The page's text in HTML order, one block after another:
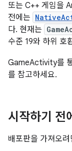
또는 C++ 게임을
전에는
다. 현재는
수준 19와 하위 호
GameActivity를
를 참고하세요.
시작하기 전에
배포판을 가져오려